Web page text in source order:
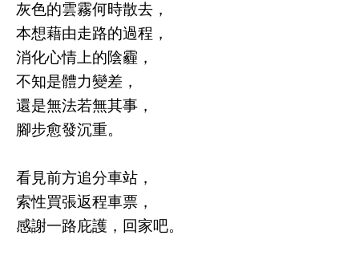
灰色的雲霧何時散去，
本想藉由走路的過程，
消化心情上的陰霾，
不知是體力變差，
還是無法若無其事，
腳步愈發沉重。
看見前方追分車站，
索性買張返程車票，
感謝一路庇護，回家吧。